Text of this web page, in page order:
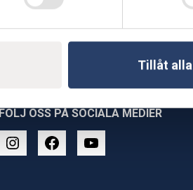
Tillåt alla
FÖLJ OSS PÅ SOCIALA MEDIER